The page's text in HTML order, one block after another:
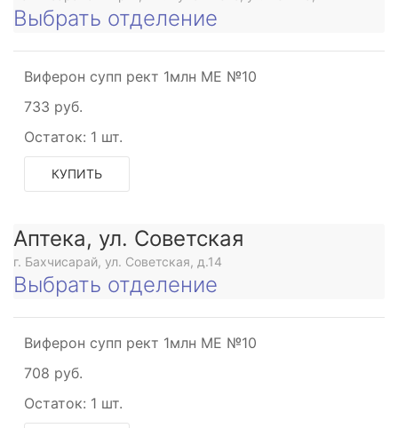
Выбрать отделение
Виферон супп рект 1млн МЕ №10
733 руб.
Остаток: 1 шт.
КУПИТЬ
Аптека, ул. Советская
г. Бахчисарай, ул. Советская, д.14
Выбрать отделение
Виферон супп рект 1млн МЕ №10
708 руб.
Остаток: 1 шт.